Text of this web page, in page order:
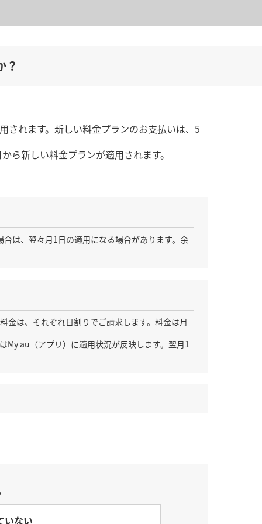
？
されます。新しい料金プランのお支払いは、5
ら新しい料金プランが適用されます。
は、翌々月1日の適用になる場合があります。余
金は、それぞれ日割りでご請求します。料金は月
My au（アプリ）に適用状況が反映します。翌月1
いない